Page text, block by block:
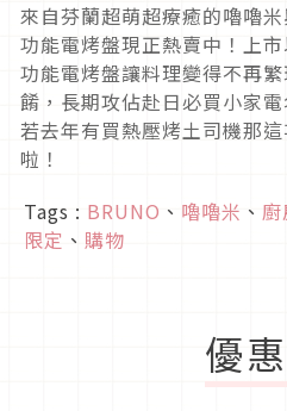
來自芬蘭超萌超療癒的嚕嚕
功能電烤盤現正熱賣中！上
功能電烤盤讓料理變得不再
餚，長期攻佔赴日必買小家
若去年有買熱壓烤土司機那
啦！
Tags : BRUNO 、 嚕嚕米 、 廚
限定 、 購物
優